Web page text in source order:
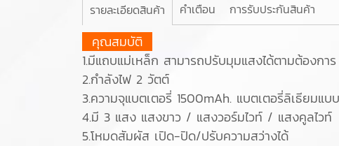
รายละเอียดสินค้า คำเตือน การรับประกันสินค้า
คุณสมบัติ
1.มีแถบแม่เหล็ก สามารถปรับมุมแสงได้ตามต้องการ
2.กำลังไฟ 2 วัตต์
3.ความจุแบตเตอรี่ 1500mAh. แบตเตอรี่ลิเธียมแบ
4.มี 3 แสง แสงขาว / แสงวอร์มไวท์ / แสงคูลไวท์
5.โหมดสัมผัส เปิด-ปิด/ปรับความสว่างได้